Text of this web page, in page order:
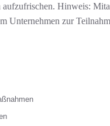
aufzufrischen. Hinweis:
Unternehmen zur